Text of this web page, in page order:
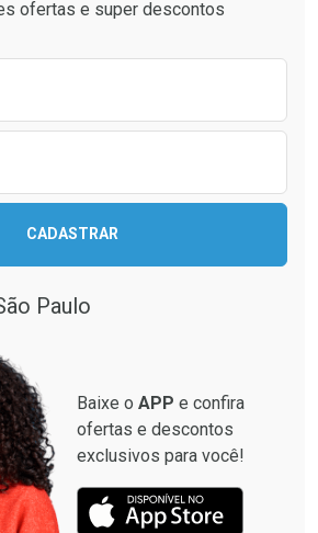
Por R$ 80,99/cada
Comprar sem Desconto
ofertas e super descontos
CADASTRAR
Paulo
Baixe o APP e confira
ofertas e descontos
exclusivos para você!